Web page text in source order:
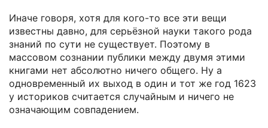
Иначе говоря, хотя для кого-то все эти вещи
известны давно, для серьёзной науки такого рода
знаний по сути не существует. Поэтому в
массовом сознании публики между двумя этими
книгами нет абсолютно ничего общего. Ну а
одновременный их выход в один и тот же год 1623
у историков считается случайным и ничего не
означающим совпадением.